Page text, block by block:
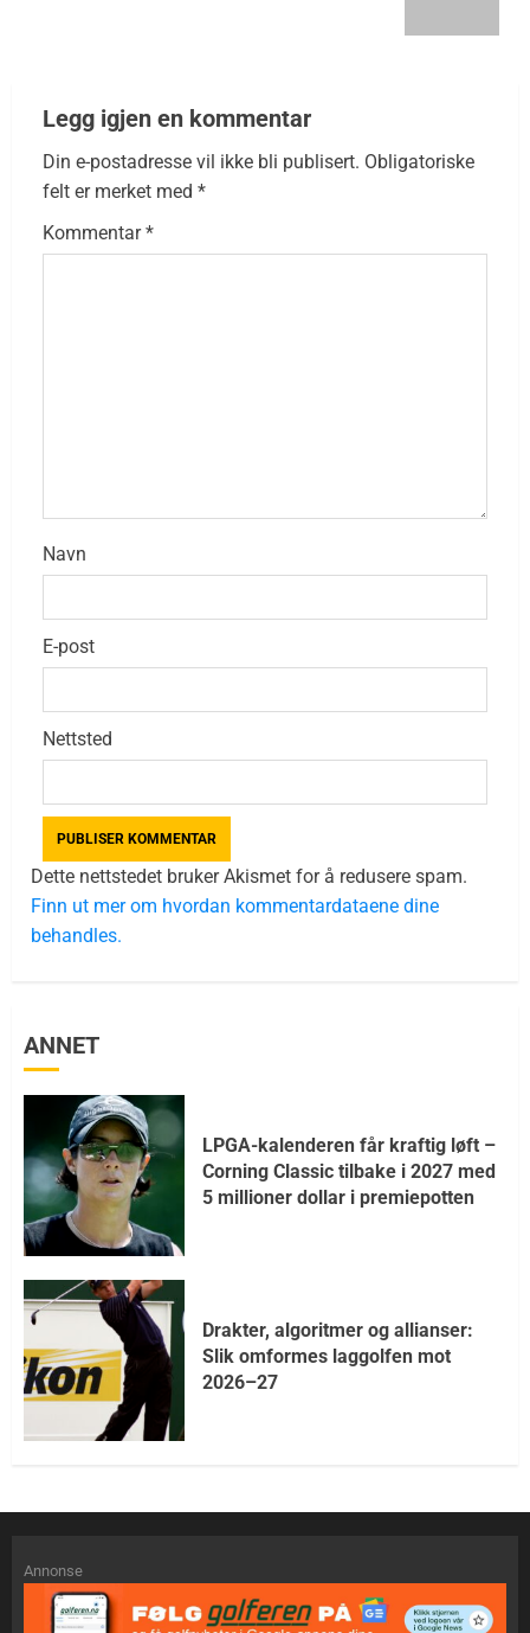
Legg igjen en kommentar
Din e-postadresse vil ikke bli publisert. Obligatoriske
felt er merket med *
Kommentar*
Navn
E-post
Nettsted
Dette nettstedet bruker Akismet for å redusere spam.
Finn ut mer om hvordan kommentardataene dine
behandles.
ANNET
LPGA-kalenderen får kraftig løft –
Corning Classic tilbake i 2027 med
5 millioner dollar i premiepotten
Drakter, algoritmer og allianser:
Slik omformes laggolfen mot
2026–27
Annonse